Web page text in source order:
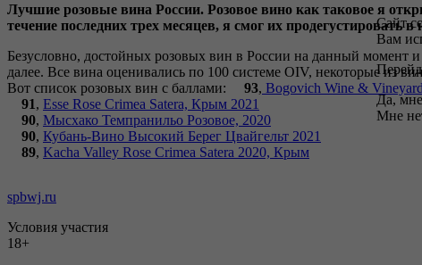
Лучшие розовые вина России. Розовое вино как таковое я
течение последних трех месяцев, я смог их
Безусловно, достойных розовых вин в России на данный момент
далее. Все вина оценивались по 100 системе OIV, некоторые из
Вот список розовых вин с баллами: 93, Bogovich Wine &
91, Esse Rose Crimea Satera, Крым 2021
90, Мысхако Темпранильо Розовое, 2020
90, Кубань-Вино Высокий Берег Цвайгельт 2021
89, Kacha Valley Rose Crimea Satera 2020, Крым
spbwj.ru
Условия участия
18+
Сайт
Вам
Да,
Мне